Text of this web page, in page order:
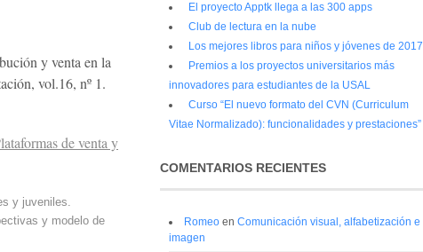
y venta en la
vol.16, nº 1.
de venta y
y juveniles.
y modelo de
El proyecto Apptk llega a las 300 apps
Club de lectura en la nube
Los mejores libros para niños y jóvenes de 2017
Premios a los proyectos universitarios más
innovadores para estudiantes de la USAL
Curso “El nuevo formato del CVN (Curriculum
Vitae Normalizado): funcionalidades y prestaciones”
COMENTARIOS RECIENTES
Romeo en Comunicación visual, alfabetización e
imagen